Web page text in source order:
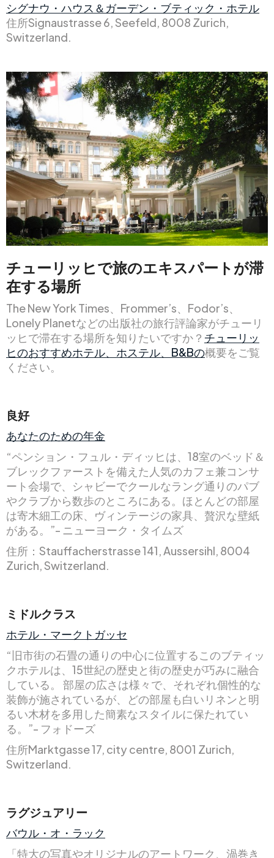
シグナウ・ハウス＆ガーデン・ブティック・ホテル
住所Signaustrasse 6, Seefeld, 8008 Zurich,
Switzerland.
チューリッヒで旅のエキスパートが滞
在する場所
The New York Times、Frommer’s、Fodor’s、
Lonely Planetなどの出版社の旅行評論家がチューリ
ッヒで滞在する場所を知りたいですか？ チューリッ
ヒのおすすめホテル、ホステル、B&Bの概要をご覧
ください。
良好
あなたのための年金
“ペンション・フュル・ディッヒは、18室のベッド＆
ブレックファーストを備えた人気のカフェ兼コンサ
ート会場で、シャビーでクールなラング通りのパブ
やクラブから数歩のところにある。ほとんどの部屋
は寄木細工の床、ヴィンテージの家具、贅沢な壁紙
がある。”- ニューヨーク・タイムズ
住所：Stauffacherstrasse 141, Aussersihl, 8004
Zurich, Switzerland.
ミドルクラス
ホテル・マークトガッセ
“旧市街の石畳の通りの中心に位置するこのブティッ
クホテルは、15世紀の歴史と街の歴史が巧みに融合
している。 部屋の広さは様々で、それぞれ個性的な
装飾が施されているが、どの部屋も白いリネンと明
るい木材を多用した簡素なスタイルに保たれてい
る。”- フォドーズ
住所Marktgasse 17, city centre, 8001 Zurich,
Switzerland.
ラグジュアリー
バウル・オ・ラック
「特大の写真やオリジナルのアートワーク、渦巻き